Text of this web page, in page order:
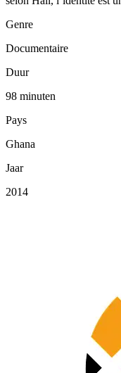
Genre
Documentaire
Duur
98 minuten
Pays
Ghana
Jaar
2014